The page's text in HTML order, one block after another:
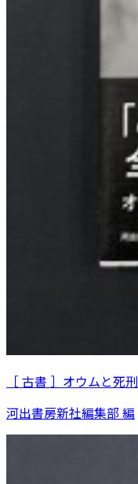
［ 古書 ］オウムと死刑
河出書房新社編集部 編